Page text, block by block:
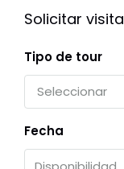
Solicitar visita
Tipo de tour
Seleccionar
Fecha